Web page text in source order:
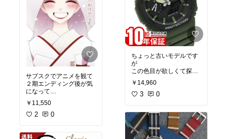
サブスクでアニメを観て
２期エンディング後が気
になって
ついついまとめ買い
面白かったですね
す
￥11,550
2 0
２年前に同社で子供用に
買ってよかったので、次
回私用のタブレット購入
も
こちらの会社にしまし
た。
ちょっと古いモデルです
が
この色目が欲しくて探し
ていました。
在庫有りで翌日配達は助
かりました。
時計としてちょうどいい
かと
￥14,960
3 0